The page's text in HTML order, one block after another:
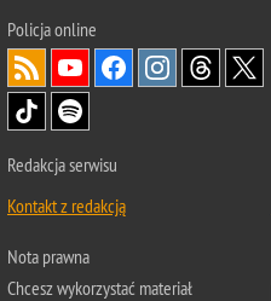
Policjaonline
Redakcja serwisu
Kontakt z redakcją
Nota prawna
Chcesz wykorzystać materiał